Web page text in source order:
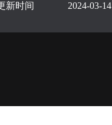
新时间 2024-03-14